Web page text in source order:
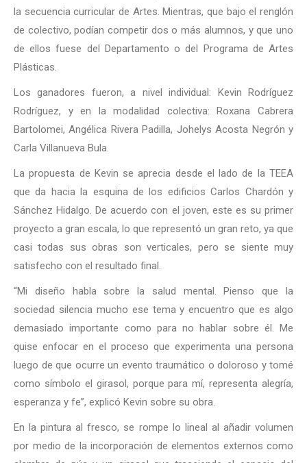
la secuencia curricular de Artes. Mientras, que bajo el renglón
de colectivo, podían competir dos o más alumnos, y que uno
de ellos fuese del Departamento o del Programa de Artes
Plásticas.
Los ganadores fueron, a nivel individual: Kevin Rodríguez
Rodríguez, y en la modalidad colectiva: Roxana Cabrera
Bartolomei, Angélica Rivera Padilla, Johelys Acosta Negrón y
Carla Villanueva Bula.
La propuesta de Kevin se aprecia desde el lado de la TEEA
que da hacia la esquina de los edificios Carlos Chardón y
Sánchez Hidalgo. De acuerdo con el joven, este es su primer
proyecto a gran escala, lo que representó un gran reto, ya que
casi todas sus obras son verticales, pero se siente muy
satisfecho con el resultado final.
“Mi diseño habla sobre la salud mental. Pienso que la
sociedad silencia mucho ese tema y encuentro que es algo
demasiado importante como para no hablar sobre él. Me
quise enfocar en el proceso que experimenta una persona
luego de que ocurre un evento traumático o doloroso y tomé
como símbolo el girasol, porque para mí, representa alegría,
esperanza y fe”, explicó Kevin sobre su obra.
En la pintura al fresco, se rompe lo lineal al añadir volumen
por medio de la incorporación de elementos externos como